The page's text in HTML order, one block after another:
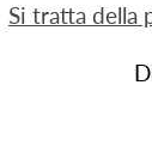
Si tratta della